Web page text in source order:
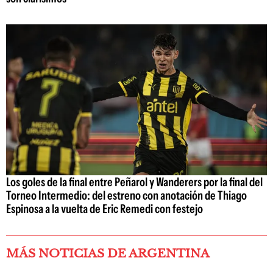
Los goles de la final entre Peñarol y Wanderers por la final del
Torneo Intermedio: del estreno con anotación de Thiago
Espinosa a la vuelta de Eric Remedi con festejo
MÁS NOTICIAS DE ARGENTINA